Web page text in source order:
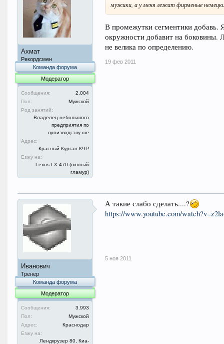
Ахмат
Рекордсмен
Команда форума
Модератор
Сообщения:
2.004
Пол:
Мужской
Род занятий:
Владелец небольшого
предприятия по
производству ше
Адрес:
Красный Курган КЧР
Езжу на:
Lexus LX-470 (полный
гламур)
мужики, а у меня лежат фирменые
В промежутки сегментики добавь.
окружности добавит на боковины.
не велика по определению.
19 фев 2011
Иванович
Тренер
Команда форума
Модератор
Сообщения:
3.993
Пол:
Мужской
Адрес:
Краснодар
Езжу на:
Лендкрузер 80, Киа-
А такие слабо сделать....?
https://www.youtube.com/
5 ноя 2011